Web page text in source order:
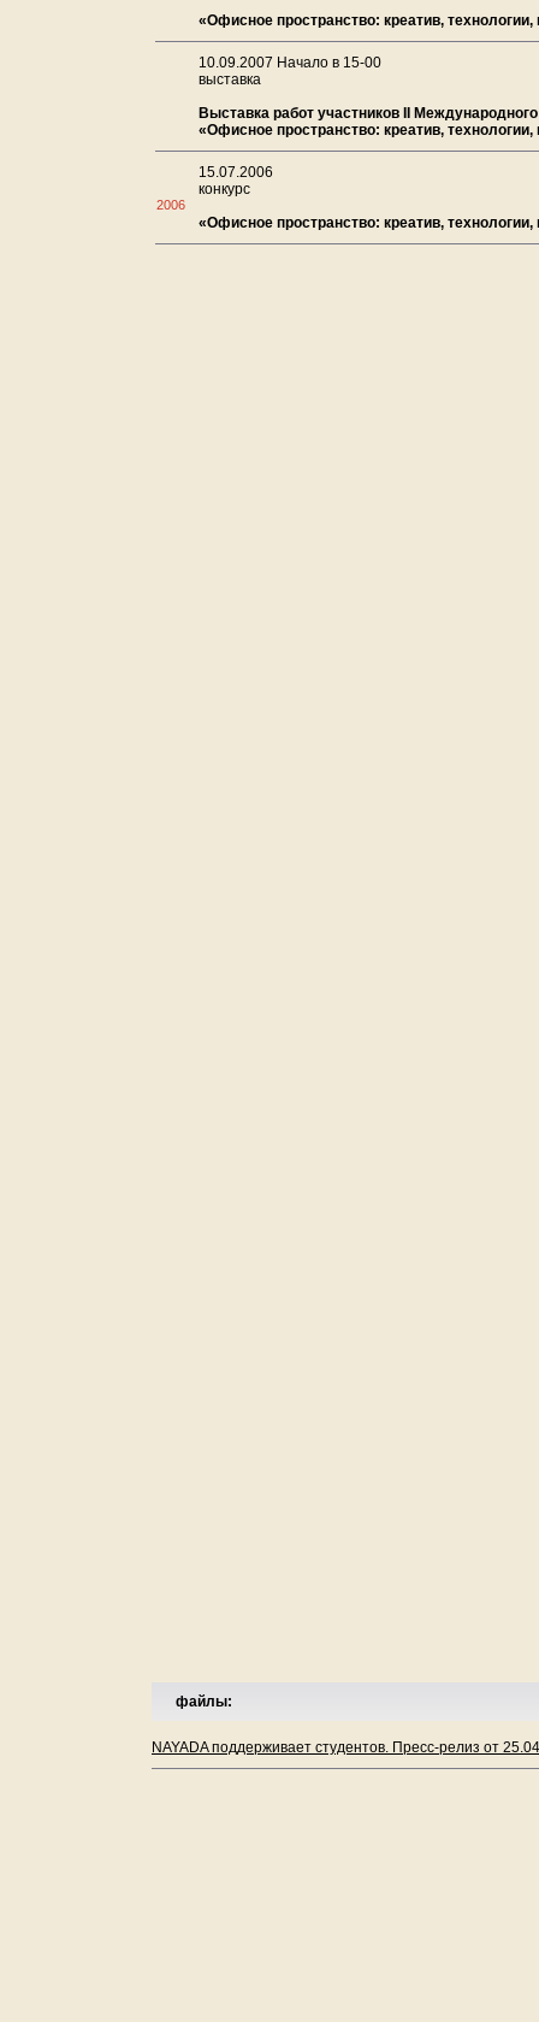
«Офисное пространство: креатив, технологии,
10.09.2007 Начало в 15-00
выставка
Выставка работ участников II
«Офисное пространство: креатив, технологии,
2006
15.07.2006
конкурс
«Офисное пространство: креатив, технологии,
файлы:
NAYADA поддерживает студентов. Пресс-релиз от